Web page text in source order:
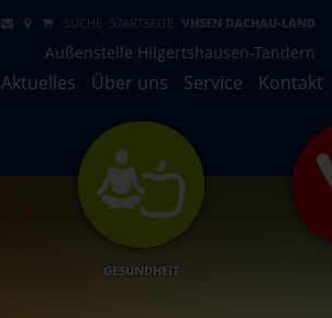
SUCHE STARTSEITE VHSEN DACHAU-LAND
Außenstelle Hilgertshausen-Tandern
Aktuelles Über uns Service Kontakt
GESUNDHEIT